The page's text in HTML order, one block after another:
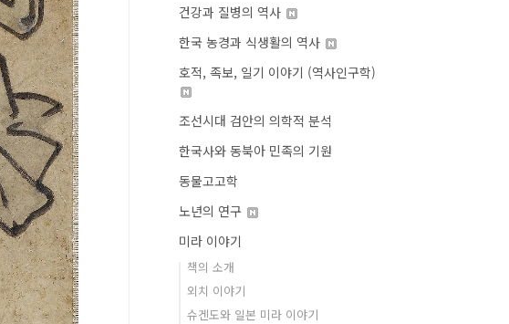
건강과 질병의 역사
한국 농경과 식생활의 역사
호적, 족보, 일기 이야기 (역사인구학)
조선시대 검안의 의학적 분석
한국사와 동북아 민족의 기원
동물고고학
노년의 연구
미라 이야기
책의 소개
외치 이야기
슈겐도와 일본 미라 이야기